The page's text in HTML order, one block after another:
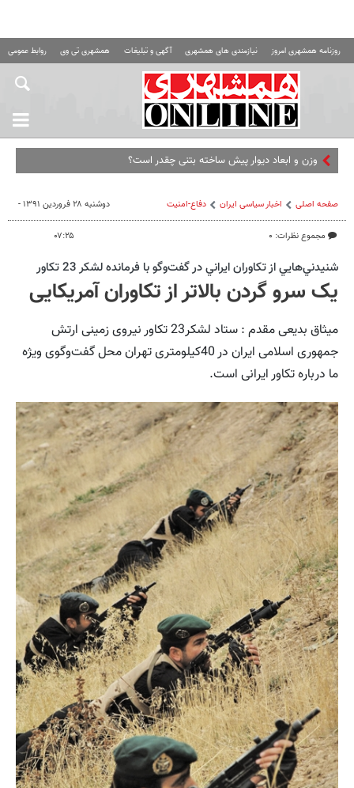
روزنامه همشهری امروز نیازمندی های همشهری آگهی و تبلیغات همشهری تی وی روابط عمومی
وزن و ابعاد دیوار پیش ساخته بتنی چقدر است؟
صفحه اصلی اخبار سیاسی ایران دفاع-امنیت
مجموع نظرات: ۰
دوشنبه ۲۸ فروردین ۱۳۹۱ -
۰۷:۲۵
شنيدني‌هايي از تكاوران ايراني در گفت‌وگو با فرمانده لشكر 23 تكاور
یک سرو گردن بالاتر از تکاوران آمریکایی
میثاق بدیعی مقدم : ستاد لشکر23 تکاور نیروی زمینی ارتش
جمهوری اسلامی ایران در 40کیلومتری تهران محل گفت‌وگوی ویژه
ما درباره تکاور ایرانی است.